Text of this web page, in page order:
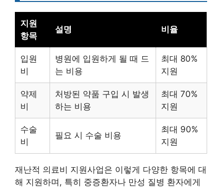
지원
항목
설명 비율
입원
비
병원에 입원하게 될 때 드
는 비용
최대 80%
지원
약제
비
처방된 약품 구입 시 발생
하는 비용
최대 70%
지원
수술
비
필요 시 수술 비용
최대 90%
지원
재난적 의료비 지원사업은 이렇게 다양한 항목에 대
해 지원하며, 특히 중증환자나 만성 질병 환자에게